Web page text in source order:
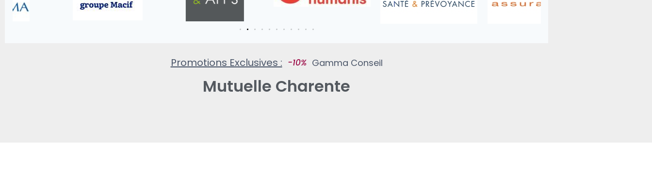
Promotions Exclusives : Gamma Conseil
Mutuelle Charente